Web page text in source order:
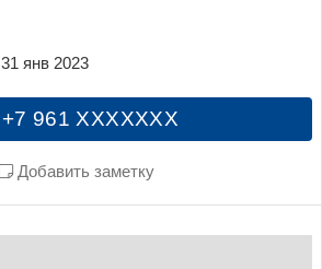
+7 961 XXXXXXX
Добавить заметку
31 янв 2023